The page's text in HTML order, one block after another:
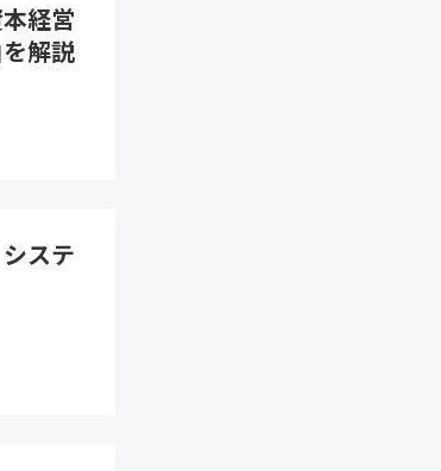
経営
解説
ステ